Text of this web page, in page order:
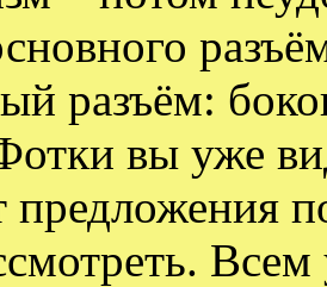
разъём:
вы уже
предложения
Всем